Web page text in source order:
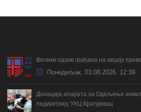
Велики одзив грађана на акцију
Понедељак, 03.08.2026. 12:39
Донација апарата за Одељење
педијатрију УКЦ Крагујевац